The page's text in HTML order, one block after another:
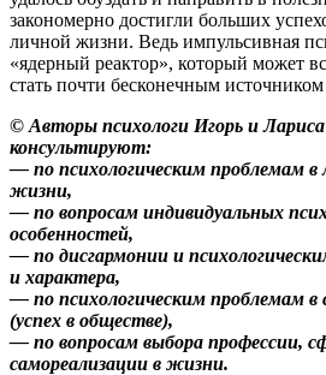
закономерно достигли больших
личной жизни. Ведь импульсивная
«ядерный реактор», который может
стать почти бесконечным
© Авторы психологи Игорь и
консультируют:
— по психологическим проблемам в
жизни,
— по вопросам индивидуальных
особенностей,
— по дисгармонии и
и характера,
— по психологическим проблемам в
(успех в обществе),
— по вопросам выбора профессии,
самореализации в жизни.